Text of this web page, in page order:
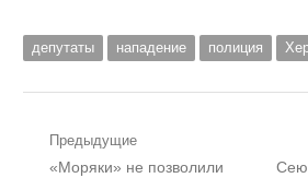
депутаты нападение полиция
Навигация
Предыдущие
Предыдущий
«Моряки» не позволили